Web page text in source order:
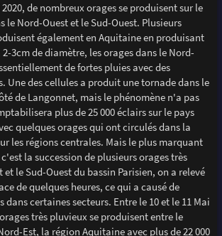
de nombreux orages se produisent sur le
le Nord-Ouest et le Sud-Ouest. Plusieurs
également en Aquitaine en produisant
3cm de diamètre, les orages dans le Nord-
de fortes pluies avec des
Une des cellules a produit une tornade dans le
de Langonnet, mais le phénomène n'a pas
plus de 25 000 éclairs sur le pays
quelques orages qui ont circulés dans la
les régions centrales. Mais le plus marquant
la succession de plusieurs orages très
le Sud-Ouest du bassin Parisien, on a relevé
de quelques heures, ce qui a causé de
dans certaines secteurs. Entre le 10 et le 11 Mai
très pluvieux se produisent entre le
Est, la région Aquitaine avec plus de 22 000